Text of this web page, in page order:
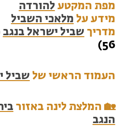
מפת המקטעלהורדה
מידע על מלאכי השביל
מדריך שביל ישראל בנגב
56)
העמוד הראשי של שביל
🏡 המלצת לינה באזור
הנגב